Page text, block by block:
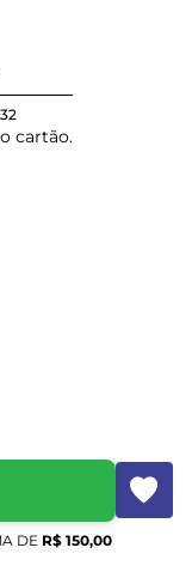
cartão.
DE R$ 150,00